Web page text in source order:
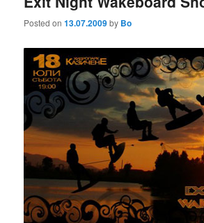
Posted on13.07.2009by Bo